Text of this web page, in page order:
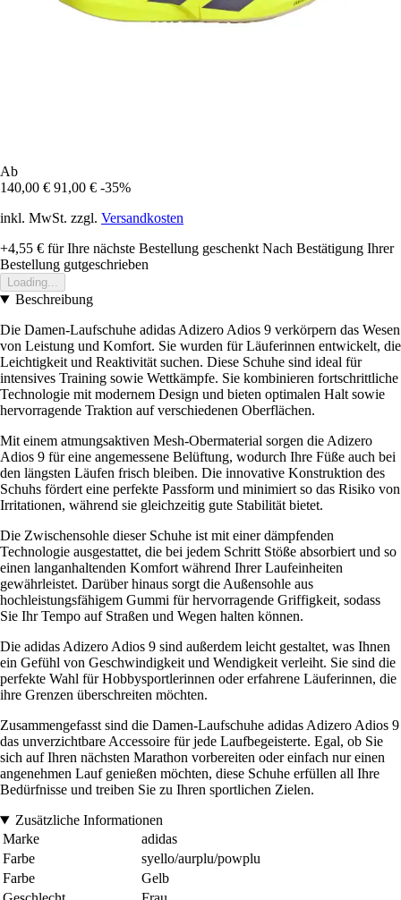
Ab
140,00 € 91,00 € -35%
inkl. MwSt. zzgl. Versandkosten
+4,55 € für Ihre nächste Bestellung geschenkt Nach Bestätigung Ihrer
Bestellung gutgeschrieben
Loading...
Beschreibung
Die Damen-Laufschuhe adidas Adizero Adios 9 verkörpern das Wesen
von Leistung und Komfort. Sie wurden für Läuferinnen entwickelt, die
Leichtigkeit und Reaktivität suchen. Diese Schuhe sind ideal für
intensives Training sowie Wettkämpfe. Sie kombinieren fortschrittliche
Technologie mit modernem Design und bieten optimalen Halt sowie
hervorragende Traktion auf verschiedenen Oberflächen.
Mit einem atmungsaktiven Mesh-Obermaterial sorgen die Adizero
Adios 9 für eine angemessene Belüftung, wodurch Ihre Füße auch bei
den längsten Läufen frisch bleiben. Die innovative Konstruktion des
Schuhs fördert eine perfekte Passform und minimiert so das Risiko von
Irritationen, während sie gleichzeitig gute Stabilität bietet.
Die Zwischensohle dieser Schuhe ist mit einer dämpfenden
Technologie ausgestattet, die bei jedem Schritt Stöße absorbiert und so
einen langanhaltenden Komfort während Ihrer Laufeinheiten
gewährleistet. Darüber hinaus sorgt die Außensohle aus
hochleistungsfähigem Gummi für hervorragende Griffigkeit, sodass
Sie Ihr Tempo auf Straßen und Wegen halten können.
Die adidas Adizero Adios 9 sind außerdem leicht gestaltet, was Ihnen
ein Gefühl von Geschwindigkeit und Wendigkeit verleiht. Sie sind die
perfekte Wahl für Hobbysportlerinnen oder erfahrene Läuferinnen, die
ihre Grenzen überschreiten möchten.
Zusammengefasst sind die Damen-Laufschuhe adidas Adizero Adios 9
das unverzichtbare Accessoire für jede Laufbegeisterte. Egal, ob Sie
sich auf Ihren nächsten Marathon vorbereiten oder einfach nur einen
angenehmen Lauf genießen möchten, diese Schuhe erfüllen all Ihre
Bedürfnisse und treiben Sie zu Ihren sportlichen Zielen.
Zusätzliche Informationen
Marke
adidas
Farbe
syello/aurplu/powplu
Farbe
Gelb